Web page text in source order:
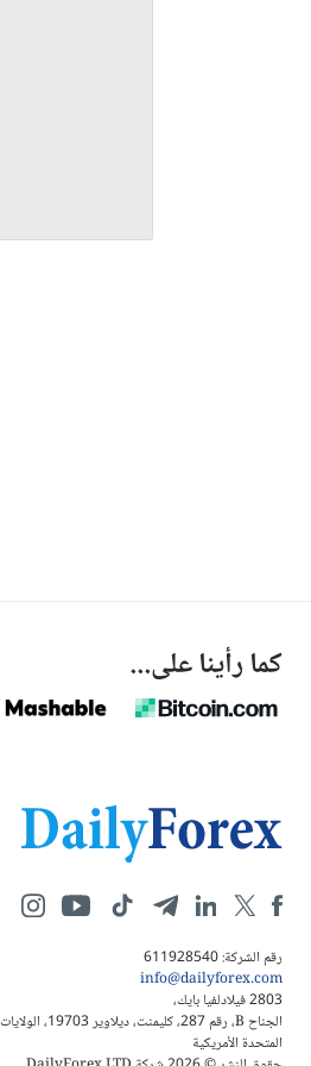
كما رأينا على...
رقم الشركة: 611928540
info@dailyforex.com
2803 فيلادلفيا بايك،
الجناح B، رقم 287، كليمنت، ديلاوير 19703، الولايات
المتحدة الأمريكية